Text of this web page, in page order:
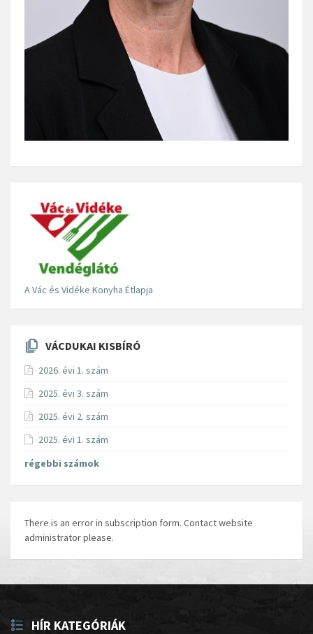
A Vác és Vidéke Konyha Étlapja
VÁCDUKAI KISBÍRÓ
2026. évi 1. szám
2025. évi 3. szám
2025. évi 2. szám
2025. évi 1. szám
régebbi számok
There is an error in subscription form. Contact website
administrator please.
HÍR KATEGÓRIÁK